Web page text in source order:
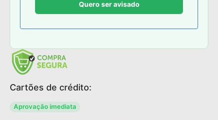
Cartões de crédito:
Aprovação imediata